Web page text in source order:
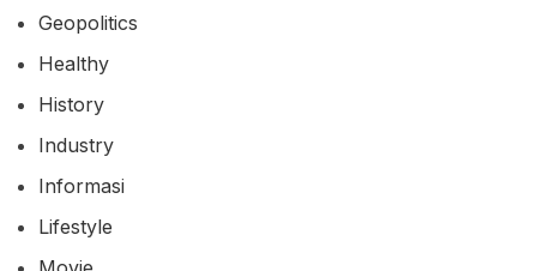
Geopolitics
Healthy
History
Industry
Informasi
Lifestyle